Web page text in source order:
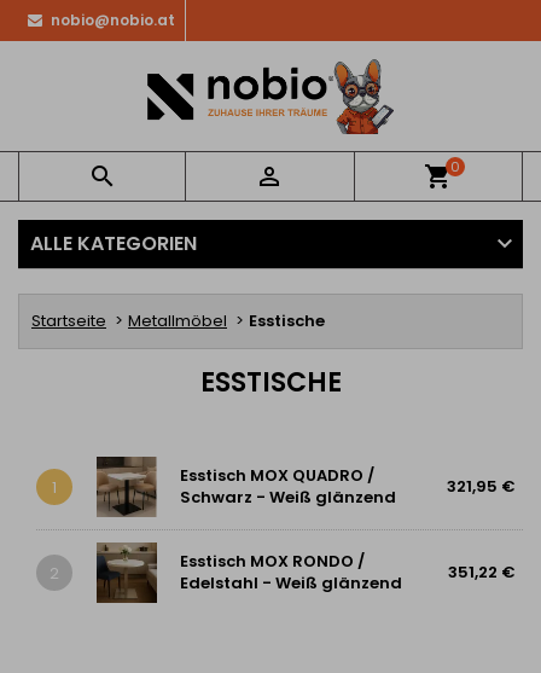
nobio@nobio.at
  shopping_cart0
ALLE KATEGORIEN
Startseite Metallmöbel Esstische
ESSTISCHE
1
Esstisch MOX QUADRO /
Schwarz - Weiß glänzend
321,95 €
2
Esstisch MOX RONDO /
Edelstahl - Weiß glänzend
351,22 €